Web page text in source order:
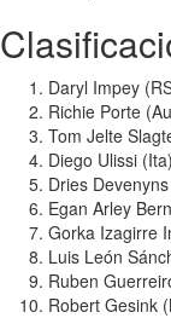
Daryl Impey
Richie Porte
Tom Jelte
Diego Ulissi
Dries
Egan Arley
Gorka Izagirre
Luis León
Ruben
Robert Gesink